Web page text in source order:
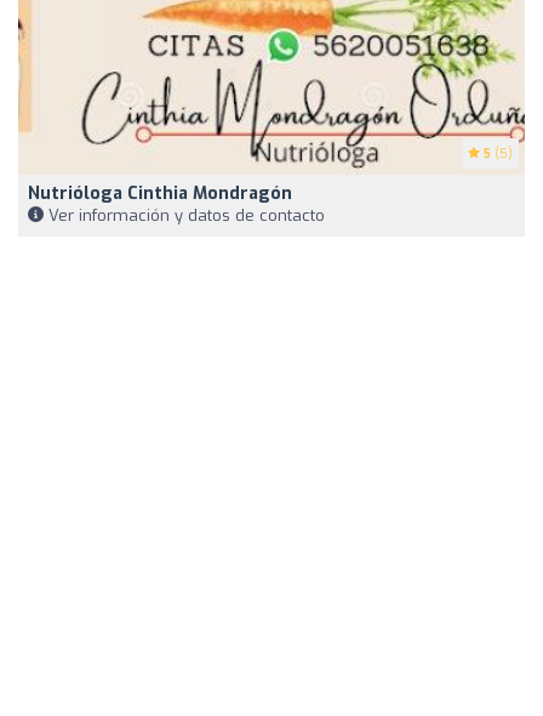
5 (5)
Nutrióloga Cinthia Mondragón
Ver información y datos de contacto